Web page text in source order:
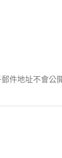
件地址不會公